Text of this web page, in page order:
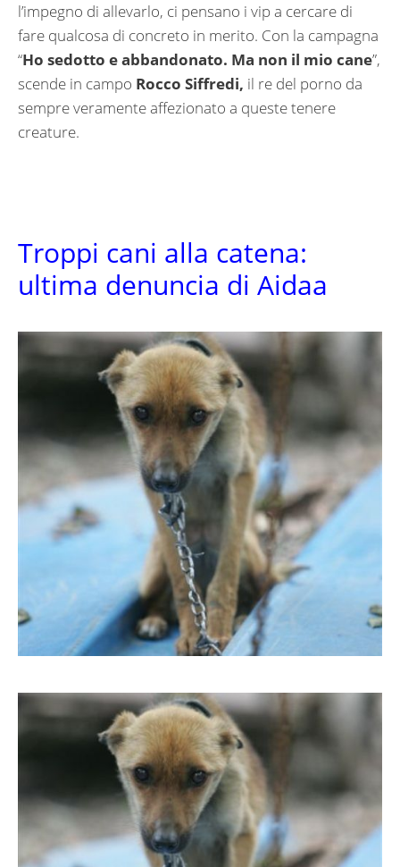
l’impegno di allevarlo, ci pensano i vip a cercare di
fare qualcosa di concreto in merito. Con la campagna
“Ho sedotto e abbandonato. Ma non il mio cane”,
scende in campo Rocco Siffredi, il re del porno da
sempre veramente affezionato a queste tenere
creature.
Troppi cani alla catena:
ultima denuncia di Aidaa